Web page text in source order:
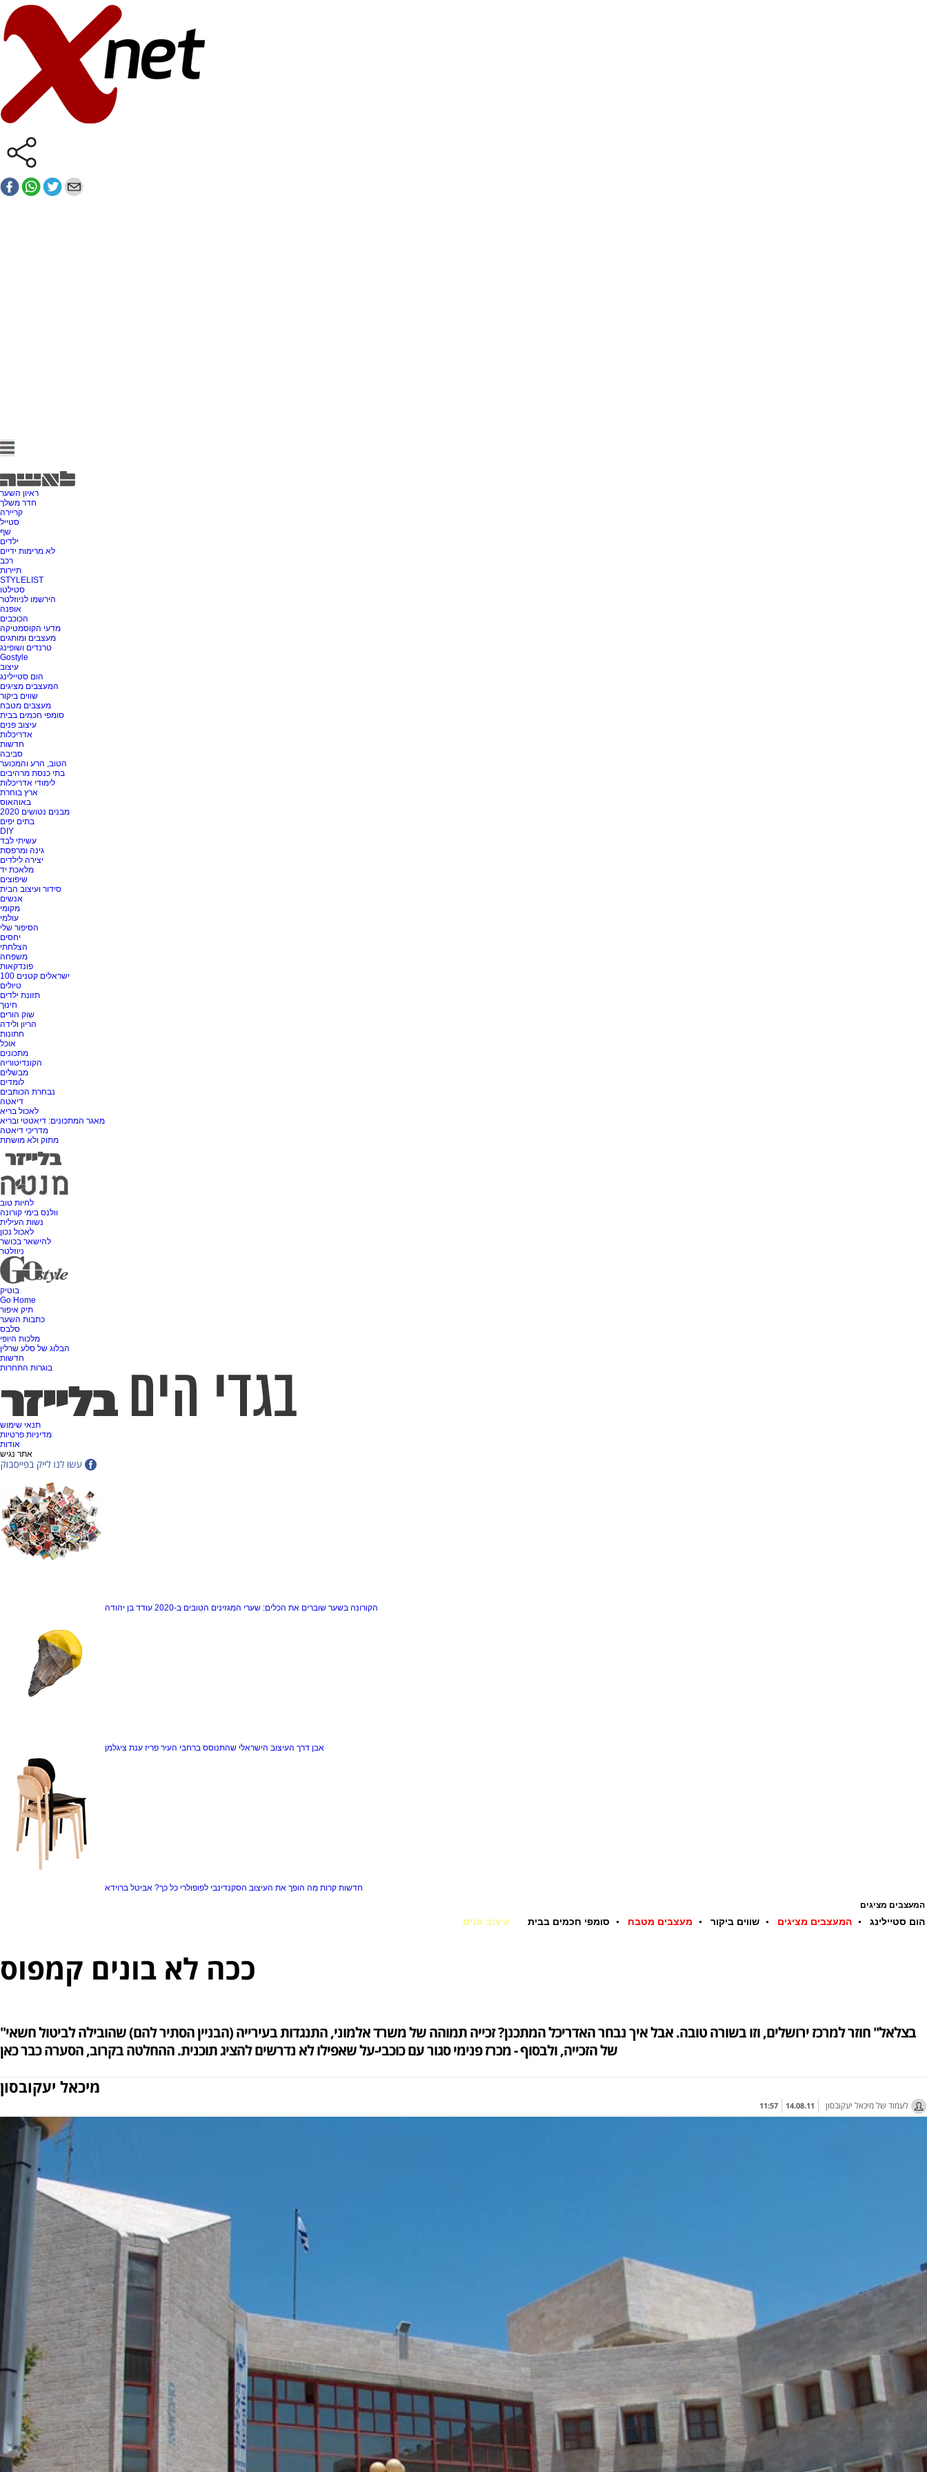
ראיון השער
חדר משלך
קריירה
סטייל
שף
ילדים
לא מרימות ידיים
רכב
תיירות
STYLELIST
סטילטו
הירשמו לניוזלטר
אופנה
הכוכבים
מדעי הקוסמטיקה
מעצבים ומותגים
טרנדים ושופינג
Gostyle
עיצוב
הום סטיילינג
המעצבים מציגים
שווים ביקור
מעצבים מטבח
סומפי חכמים בבית
עיצוב פנים
אדריכלות
חדשות
סביבה
הטוב, הרע והמכוער
בתי כנסת מרהיבים
לימודי אדריכלות
ארץ בוחרת
באוהאוס
מבנים נטושים 2020
בתים יפים
DIY
עשיתי לבד
גינה ומרפסת
יצירה לילדים
מלאכת יד
שיפוצים
סידור ועיצוב הבית
אנשים
מקומי
עולמי
הסיפור שלי
יחסים
הצלחתי
משפחה
פונדקאות
100 ישראלים קטנים
טיולים
תזונת ילדים
חינוך
שוק הורים
הריון ולידה
חתונות
אוכל
מתכונים
הקונדיטוריה
מבשלים
לומדים
נבחרת הכותבים
דיאטה
לאכול בריא
מאגר המתכונים: דיאטטי ובריא
מדריכי דיאטה
מתוק ולא מושחת
לחיות טוב
וולנס בימי קורונה
נשות העילית
לאכול נכון
להישאר בכושר
ניוזלטר
בוטיק
Go Home
תיק איפור
כתבות השער
סלבס
מלכות היופי
הבלוג של סלע שרלין
חדשות
בוגרות התחרות
תנאי שימוש
מדיניות פרטיות
אודות
אתר נגיש
הקורונה בשער שוברים את הכלים: שערי המגזינים הטובים ב-2020 עודד בן יהודה
אבן דרך העיצוב הישראלי שהתנוסס ברחבי העיר פריז ענת ציגלמן
חדשות קרות מה הופך את העיצוב הסקנדינבי לפופולרי כל כך? אביטל ברוידא
המעצבים מציגים
הום סטיילינג המעצבים מציגים שווים ביקור מעצבים מטבח סומפי חכמים בבית עיצוב פנים
ככה לא בונים קמפוס
''בצלאל'' חוזר למרכז ירושלים, וזו בשורה טובה. אבל איך נבחר האדריכל המתכנן? זכייה תמוהה של משרד אלמוני, התנגדות בעירייה (הבניין הסתיר להם) שהובילה לביטול חשאי
של הזכייה, ולבסוף - מכרז פנימי סגור עם כוכבי-על שאפילו לא נדרשים להציג תוכנית. ההחלטה בקרוב, הסערה כבר כאן
מיכאל יעקובסון
לעמוד של מיכאל יעקובסון 14.08.11
11:57